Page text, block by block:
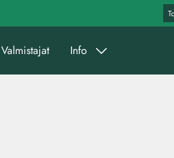
Valmistajat Info